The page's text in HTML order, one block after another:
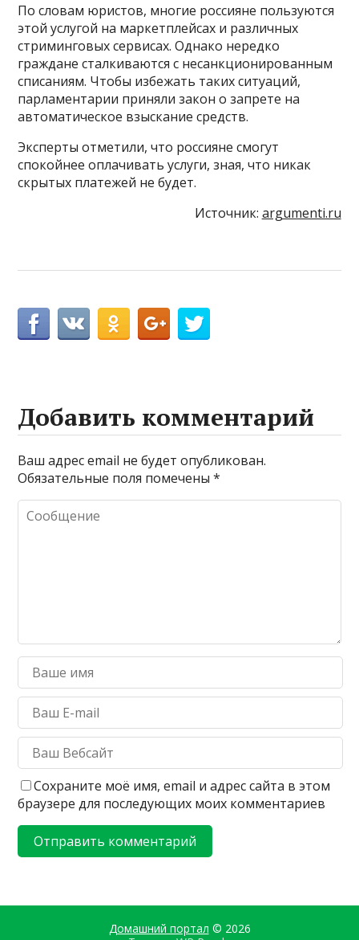
По словам юристов, многие россияне пользуются
этой услугой на маркетплейсах и различных
стриминговых сервисах. Однако нередко
граждане сталкиваются с несанкционированным
списаниям. Чтобы избежать таких ситуаций,
парламентарии приняли закон о запрете на
автоматическое взыскание средств.
Эксперты отметили, что россияне смогут
спокойнее оплачивать услуги, зная, что никак
скрытых платежей не будет.
Источник: argumenti.ru
Добавить комментарий
Ваш адрес email не будет опубликован.
Обязательные поля помечены*
Сохраните моё имя, email и адрес сайта в этом
браузере для последующих моих комментариев
Домашний портал © 2026